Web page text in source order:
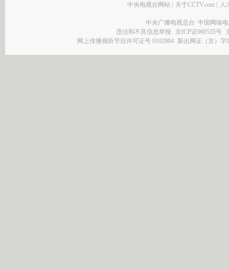
中央电视台网站 | 关于CCTV.com | 人
中央广播电视总台 中国网络
违法和不良信息举报
京ICP证060535号
网上传播视听节目许可证号 0102004 新出网证（京）